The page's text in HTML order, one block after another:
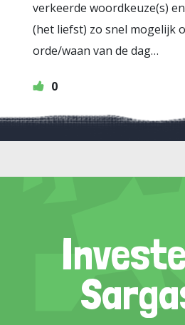
verkeerde woordkeuze(s)
(het liefst) zo snel mogelijk
orde/waan van de dag…
0